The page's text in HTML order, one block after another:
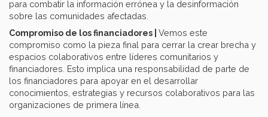
para combatir la información errónea y la desinformación
sobre las comunidades afectadas.
Compromiso de los financiadores | Vemos este
compromiso como la pieza final para cerrar la crear brecha y
espacios colaborativos entre líderes comunitarios y
financiadores. Esto implica una responsabilidad de parte de
los financiadores para apoyar en el desarrollar
conocimientos, estrategias y recursos colaborativos para las
organizaciones de primera línea.